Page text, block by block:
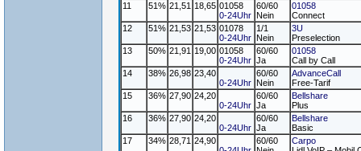
11
51% 21,51 18,65 01058
0-24Uhr
60/60
Nein
01058
Connect
12
51% 21,53 21,53 01078
0-24Uhr
1/1
Nein
3U
Preselection
13
50% 21,91 19,00 01058
0-24Uhr
60/60
Ja
01058
Call by Call
14
38% 26,98 23,40
0-24Uhr
60/60
Nein
AdvanceCall
Free-Tarif
15
36% 27,90 24,20
0-24Uhr
60/60
Ja
Bellshare
Plus
16
36% 27,90 24,20
0-24Uhr
60/60
Ja
Bellshare
Basic
17
34% 28,71 24,90
60/60
Carpo